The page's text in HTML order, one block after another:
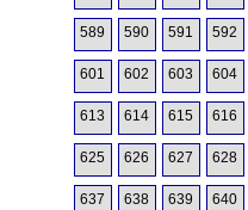
589 590 591 592
601 602 603 604
613 614 615 616
625 626 627 628
637 638 639 640